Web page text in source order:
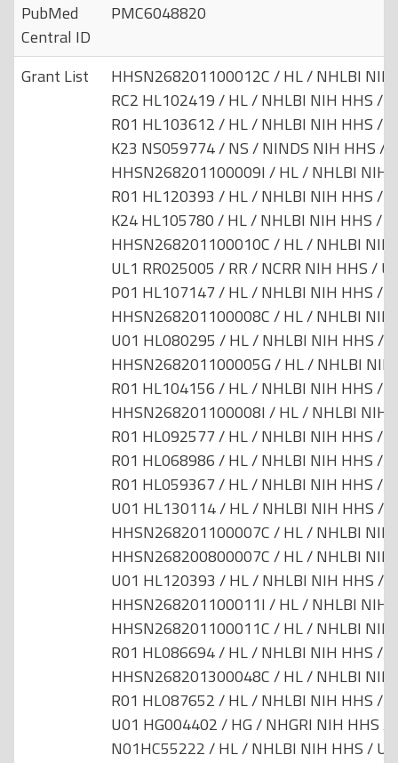
PubMed
Central ID
PMC6048820
Grant List
HHSN268201100012C / HL / NHLBI
RC2 HL102419 / HL / NHLBI NIH HHS /
R01 HL103612 / HL / NHLBI NIH HHS /
K23 NS059774 / NS / NINDS NIH HHS /
HHSN268201100009I / HL / NHLBI NIH
R01 HL120393 / HL / NHLBI NIH HHS /
K24 HL105780 / HL / NHLBI NIH HHS /
HHSN268201100010C / HL / NHLBI
UL1 RR025005 / RR / NCRR NIH HHS /
P01 HL107147 / HL / NHLBI NIH HHS /
HHSN268201100008C / HL / NHLBI
U01 HL080295 / HL / NHLBI NIH HHS /
HHSN268201100005G / HL / NHLBI
R01 HL104156 / HL / NHLBI NIH HHS /
HHSN268201100008I / HL / NHLBI NIH
R01 HL092577 / HL / NHLBI NIH HHS /
R01 HL068986 / HL / NHLBI NIH HHS /
R01 HL059367 / HL / NHLBI NIH HHS /
U01 HL130114 / HL / NHLBI NIH HHS /
HHSN268201100007C / HL / NHLBI
HHSN268200800007C / HL / NHLBI
U01 HL120393 / HL / NHLBI NIH HHS /
HHSN268201100011I / HL / NHLBI NIH
HHSN268201100011C / HL / NHLBI
R01 HL086694 / HL / NHLBI NIH HHS /
HHSN268201300048C / HL / NHLBI
R01 HL087652 / HL / NHLBI NIH HHS /
U01 HG004402 / HG / NHGRI NIH HHS /
N01HC55222 / HL / NHLBI NIH HHS /